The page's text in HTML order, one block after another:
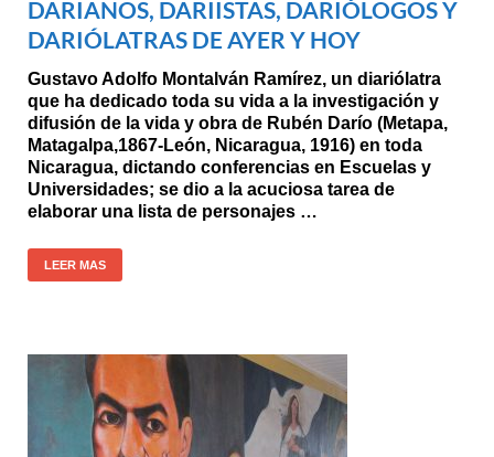
DARIANOS, DARIISTAS, DARIÓLOGOS Y
DARIÓLATRAS DE AYER Y HOY
Gustavo Adolfo Montalván Ramírez, un diariólatra
que ha dedicado toda su vida a la investigación y
difusión de la vida y obra de Rubén Darío (Metapa,
Matagalpa,1867-León, Nicaragua, 1916) en toda
Nicaragua, dictando conferencias en Escuelas y
Universidades; se dio a la acuciosa tarea de
elaborar una lista de personajes …
LEER MAS